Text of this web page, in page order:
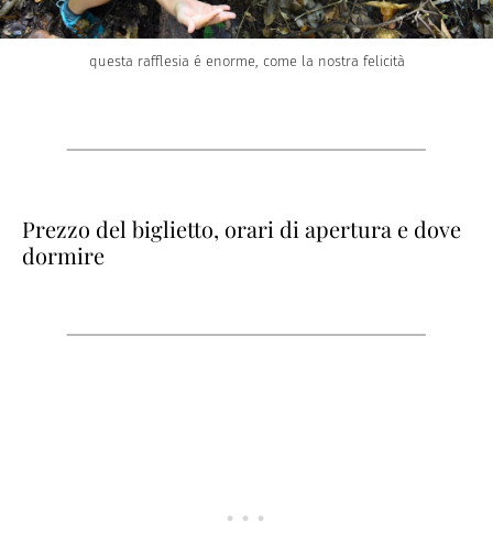
questa rafflesia é enorme, come la nostra felicità
Prezzo del biglietto, orari di apertura e dove
dormire